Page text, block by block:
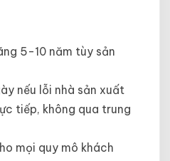
5-10 năm tùy sản
nếu lỗi nhà sản xuất
tiếp, không qua trung
mọi quy mô khách